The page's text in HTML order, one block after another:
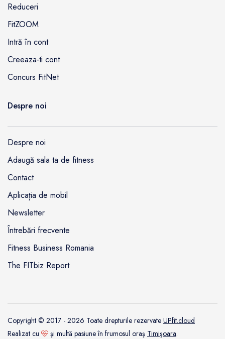
Reduceri
FitZOOM
Intră în cont
Creeaza-ti cont
Concurs FitNet
Despre noi
Despre noi
Adaugă sala ta de fitness
Contact
Aplicația de mobil
Newsletter
Întrebări frecvente
Fitness Business Romania
The FITbiz Report
Copyright © 2017 - 2026 Toate drepturile rezervate UPfit.cloud
Realizat cu
şi multă pasiune în frumosul oraş Timişoara.